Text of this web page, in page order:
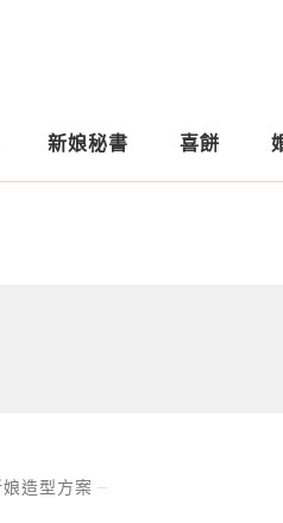
新娘秘書 喜餅
娘造型方案